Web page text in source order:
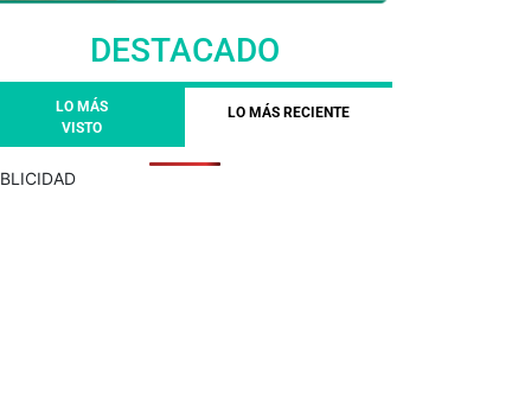
DESTACADO
LO MÁS
VISTO
LO MÁS RECIENTE